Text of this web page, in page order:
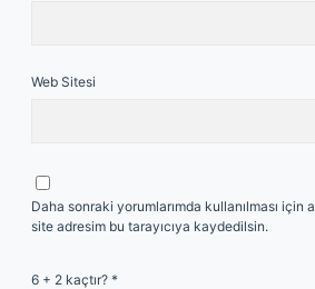
Web Sitesi
Daha sonraki yorumlarımda kullanılması için
site adresim bu tarayıcıya kaydedilsin.
6 + 2 kaçtır? *